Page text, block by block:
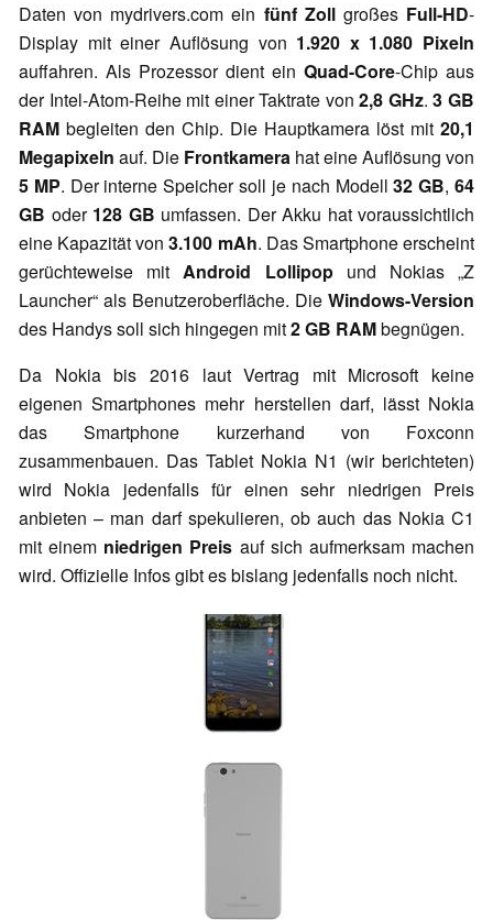
Daten von mydrivers.com ein fünf Zollgroßes Full-HD-
Display mit einer Auflösung von 1.920 x 1.080 Pixeln
auffahren. Als Prozessor dient ein Quad-Core-Chip aus
der Intel-Atom-Reihe mit einer Taktrate von2,8 GHz.3 GB
RAM begleiten den Chip. Die Hauptkamera löst mit 20,1
Megapixeln auf. Die Frontkamera hat eine Auflösung von
5 MP. Der interne Speicher soll je nach Modell32 GB,64
GB oder 128 GB umfassen. Der Akku hat voraussichtlich
eine Kapazität von3.100 mAh. Das Smartphone erscheint
gerüchteweise mitAndroid Lollipop und Nokias „Z
Launcher“ als Benutzeroberfläche. Die Windows-Version
des Handys soll sich hingegen mit2 GB RAMbegnügen.
Da Nokia bis 2016 laut Vertrag mit Microsoft keine
eigenen Smartphones mehr herstellen darf, lässt Nokia
das Smartphone kurzerhand von Foxconn
zusammenbauen. Das Tablet Nokia N1 (wir berichteten)
wird Nokia jedenfalls für einen sehr niedrigen Preis
anbieten – man darf spekulieren, ob auch das Nokia C1
mit einem niedrigen Preis auf sich aufmerksam machen
wird. Offizielle Infos gibt es bislang jedenfalls noch nicht.